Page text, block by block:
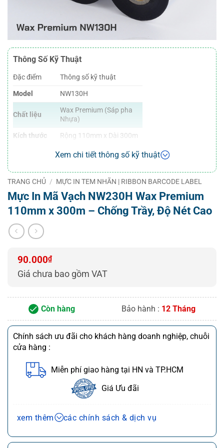
Thông Số Kỹ Thuật
Đặc điểm
Thông số kỹ thuật
Model
NW130H
Chất liệu
Wax Premium (Sáp pha
Nhựa)
Kích thước
Rộng 110mm x Dài 300m
1 inch (25.4mm) – Chuẩn
máy in công nghiệp
Màu sắc
Đen (Black)
Nhiệt độ
nóng chảy
65°C (149°F)
đa
Xem chi tiết thông số kỹ thuật
TRANG CHỦ / MỰC IN TEM NHÃN | RIBBON BARCODE LABEL
Mực In Mã Vạch NW230H Wax Premium
110mm x 300m – Chống Trầy, Độ Nét Cao
90.000₫
Giá chưa bao gồm VAT
Còn hàng Bảo hành : 12 Tháng
Chính sách ưu đãi cho khách hàng doanh nghiệp, chuỗi
cửa hàng :
Miễn phí giao hàng tại HN và TP.HCM
Giá Ưu đãi
Chính sách bán hàng và dịch vụ
Ưu đãi khách hàng doanh nghiệp cả FDI Chi tiết
xem thêm các chính sách & dịch vụ